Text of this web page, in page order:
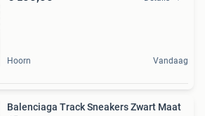
Hoorn Vandaag
Balenciaga Track Sneakers Zwart Maat